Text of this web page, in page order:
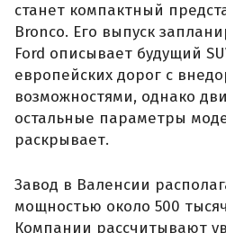
станет компактный
Bronco. Его выпуск
Ford описывает будущий
европейских дорог с
возможностями, однако
остальные параметры
раскрывает.
Завод в Валенсии
мощностью около 500
Компании рассчитывают